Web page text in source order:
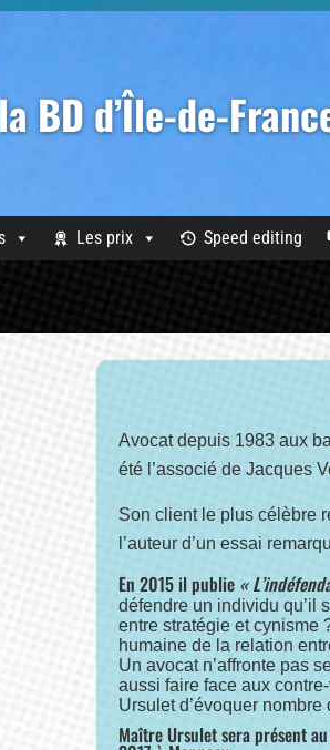
BD d’Île-de-
Les prix Speed editing
Avocat depuis 1983 aux
été l’associé de Jacques
Son client le plus célèbre
l’auteur d’un essai
En 2015 il publie «
défendre un individu qu’il
entre stratégie et cynisme
humaine de la relation
Un avocat n’affronte pas
aussi faire face aux
Ursulet d’évoquer
Maître Ursulet sera présent